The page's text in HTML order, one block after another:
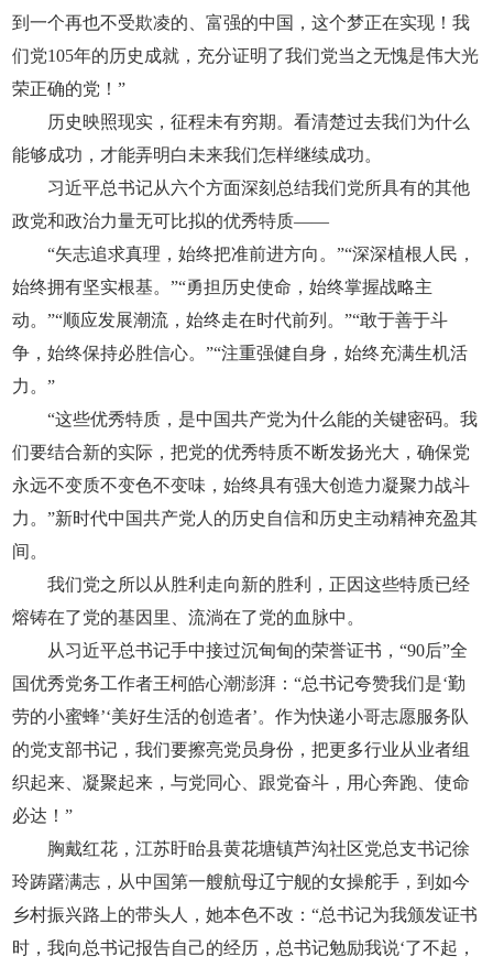
到一个再也不受欺凌的、富强的中国，这个梦正在实现！我
们党105年的历史成就，充分证明了我们党当之无愧是伟大光
荣正确的党！”
历史映照现实，征程未有穷期。看清楚过去我们为什么
能够成功，才能弄明白未来我们怎样继续成功。
习近平总书记从六个方面深刻总结我们党所具有的其他
政党和政治力量无可比拟的优秀特质——
“矢志追求真理，始终把准前进方向。”“深深植根人民，
始终拥有坚实根基。”“勇担历史使命，始终掌握战略主
动。”“顺应发展潮流，始终走在时代前列。”“敢于善于斗
争，始终保持必胜信心。”“注重强健自身，始终充满生机活
力。”
“这些优秀特质，是中国共产党为什么能的关键密码。我
们要结合新的实际，把党的优秀特质不断发扬光大，确保党
永远不变质不变色不变味，始终具有强大创造力凝聚力战斗
力。”新时代中国共产党人的历史自信和历史主动精神充盈其
间。
我们党之所以从胜利走向新的胜利，正因这些特质已经
熔铸在了党的基因里、流淌在了党的血脉中。
从习近平总书记手中接过沉甸甸的荣誉证书，“90后”全
国优秀党务工作者王柯皓心潮澎湃：“总书记夸赞我们是‘勤
劳的小蜜蜂’‘美好生活的创造者’。作为快递小哥志愿服务队
的党支部书记，我们要擦亮党员身份，把更多行业从业者组
织起来、凝聚起来，与党同心、跟党奋斗，用心奔跑、使命
必达！”
胸戴红花，江苏盱眙县黄花塘镇芦沟社区党总支书记徐
玲踌躇满志，从中国第一艘航母辽宁舰的女操舵手，到如今
乡村振兴路上的带头人，她本色不改：“总书记为我颁发证书
时，我向总书记报告自己的经历，总书记勉励我说‘了不起，